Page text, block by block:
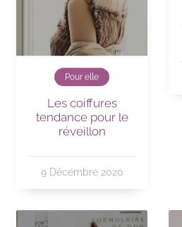
Pour elle
Les coiffures
tendance pour le
réveillon
9 Décembre 2020